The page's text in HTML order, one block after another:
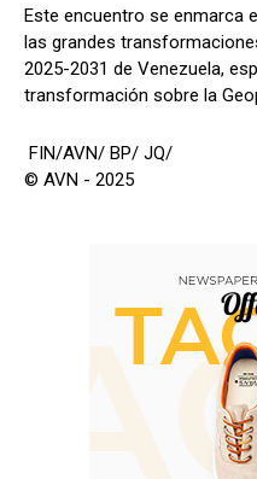
Este encuentro se enmarca
las grandes
2025-2031 de Venezuela,
transformación sobre la
FIN/AVN/ BP/ JQ/
© AVN - 2025